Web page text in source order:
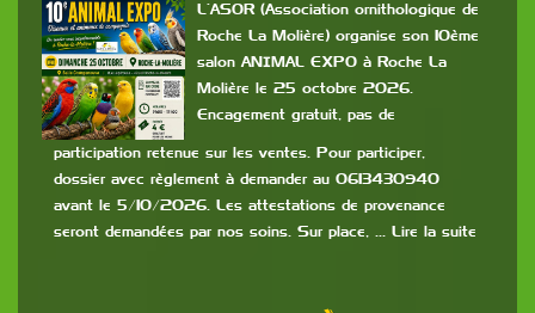
L’ASOR (Association ornithologique de
Roche La Molière) organise son 10ème
salon ANIMAL EXPO à Roche La
Molière le 25 octobre 2026.
Encagement gratuit, pas de
participation retenue sur les ventes. Pour participer,
dossier avec règlement à demander au 0613430940
avant le 5/10/2026. Les attestations de provenance
seront demandées par nos soins. Sur place, … Lire la suite